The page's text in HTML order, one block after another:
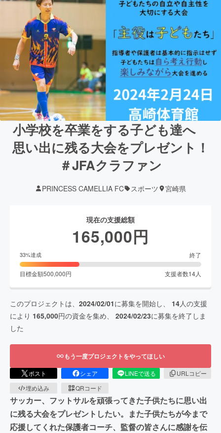
小学校を卒業をする子ども達へ
思い出に残る大会をプレゼント！
＃JFAクラファン
PRINCESS CAMELLIA FC スポーツ 宮崎県
現在の支援総額
165,000円
33%達成 終了
目標金額500,000円 支援者数14人
このプロジェクトは、 2024/02/01に募集を開始し、 14人の支援
により 165,000円の資金を集め、 2024/02/23に募集を終了しま
した
もう一度プロジェクトをやってほしい
ポスト シェア LINEで送る
URLコピー
埋め込み
QRコード
サッカー、フットサルを頑張ってきた子供たちに思い出
に残る大会をプレゼントしたい。また子供たちが今まで
応援してくれた保護者コーチ、監督の皆さんに感謝を伝